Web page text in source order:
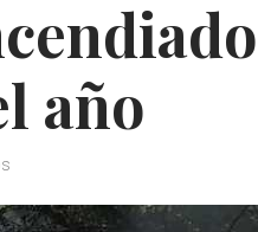
año